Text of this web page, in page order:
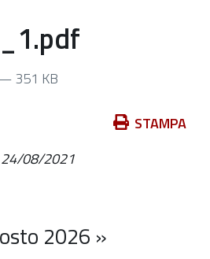
351 KB
STAMPA
24/08/2021
2026 »